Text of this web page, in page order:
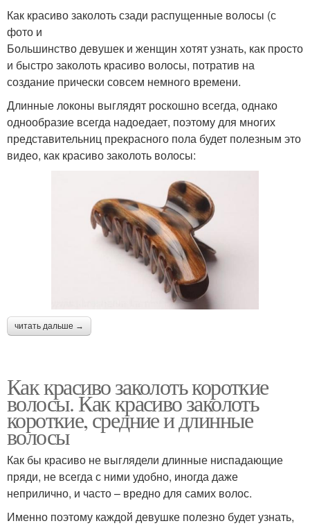
Как красиво заколоть сзади распущенные волосы (с
фото и
Большинство девушек и женщин хотят узнать, как просто
и быстро заколоть красиво волосы, потратив на
создание прически совсем немного времени.
Длинные локоны выглядят роскошно всегда, однако
однообразие всегда надоедает, поэтому для многих
представительниц прекрасного пола будет полезным это
видео, как красиво заколоть волосы:
читать дальше →
Как красиво заколоть короткие
волосы. Как красиво заколоть
короткие, средние и длинные
волосы
Как бы красиво не выглядели длинные ниспадающие
пряди, не всегда с ними удобно, иногда даже
неприлично, и часто – вредно для самих волос.
Именно поэтому каждой девушке полезно будет узнать,